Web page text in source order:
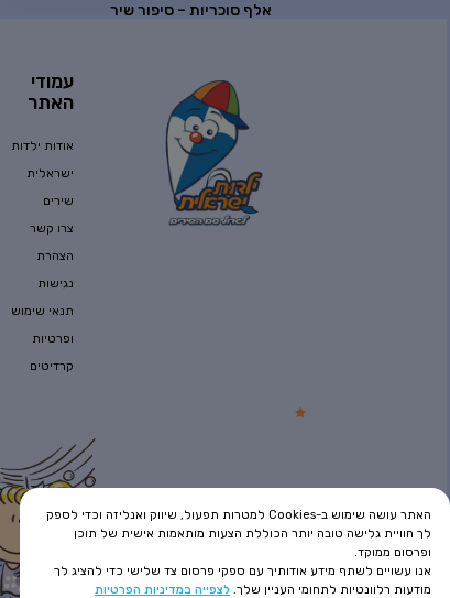
אלף סוכריות – סיפור שיר
עמודי
האתר
אודות ילדות
ישראלית
שירים
צרו קשר
הצהרת
נגישות
תנאי שימוש
ופרטיות
קרדיטים
האתר עושה שימוש ב-Cookies למטרות תפעול, שיווק ואנליזה וכדי לספק
לך חוויית גלישה טובה יותר הכוללת הצעות מותאמות אישית של תוכן
ופרסום ממוקד.
אנו עשויים לשתף מידע אודותיך עם ספקי פרסום צד שלישי כדי להציג לך
מודעות רלוונטיות לתחומי העניין שלך. לצפייה במדיניות הפרטיות